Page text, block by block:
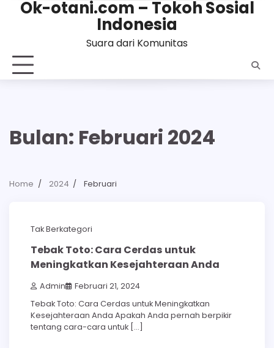
Ok-otani.com – Tokoh Sosial
Indonesia
Suara dari Komunitas
Bulan: Februari 2024
Home 2024 Februari
3 min read
Tak Berkategori
Tebak Toto: Cara Cerdas untuk
Meningkatkan Kesejahteraan Anda
Admin Februari 21, 2024
Tebak Toto: Cara Cerdas untuk Meningkatkan
Kesejahteraan Anda Apakah Anda pernah berpikir
tentang cara-cara untuk […]